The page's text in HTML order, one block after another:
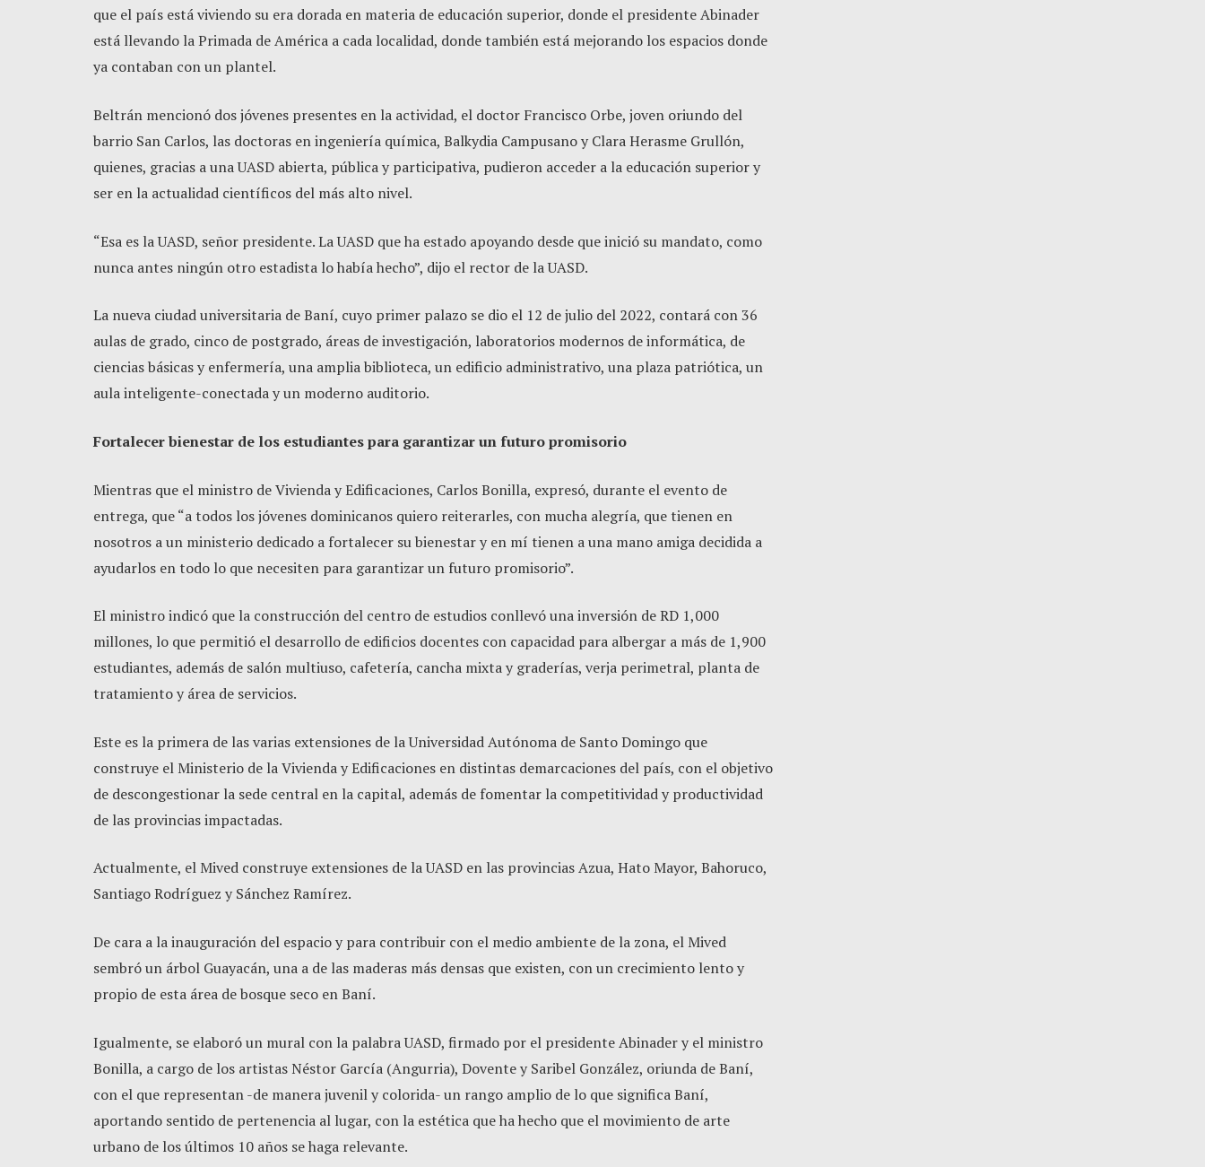
que el país está viviendo su era dorada en materia de educación superior, donde el presidente Abinader
está llevando la Primada de América a cada localidad, donde también está mejorando los espacios donde
ya contaban con un plantel.
Beltrán mencionó dos jóvenes presentes en la actividad, el doctor Francisco Orbe, joven oriundo del
barrio San Carlos, las doctoras en ingeniería química, Balkydia Campusano y Clara Herasme Grullón,
quienes, gracias a una UASD abierta, pública y participativa, pudieron acceder a la educación superior y
ser en la actualidad científicos del más alto nivel.
“Esa es la UASD, señor presidente. La UASD que ha estado apoyando desde que inició su mandato, como
nunca antes ningún otro estadista lo había hecho”, dijo el rector de la UASD.
La nueva ciudad universitaria de Baní, cuyo primer palazo se dio el 12 de julio del 2022, contará con 36
aulas de grado, cinco de postgrado, áreas de investigación, laboratorios modernos de informática, de
ciencias básicas y enfermería, una amplia biblioteca, un edificio administrativo, una plaza patriótica, un
aula inteligente-conectada y un moderno auditorio.
Fortalecer bienestar de los estudiantes para garantizar un futuro promisorio
Mientras que el ministro de Vivienda y Edificaciones, Carlos Bonilla, expresó, durante el evento de
entrega, que “a todos los jóvenes dominicanos quiero reiterarles, con mucha alegría, que tienen en
nosotros a un ministerio dedicado a fortalecer su bienestar y en mí tienen a una mano amiga decidida a
ayudarlos en todo lo que necesiten para garantizar un futuro promisorio”.
El ministro indicó que la construcción del centro de estudios conllevó una inversión de RD 1,000
millones, lo que permitió el desarrollo de edificios docentes con capacidad para albergar a más de 1,900
estudiantes, además de salón multiuso, cafetería, cancha mixta y graderías, verja perimetral, planta de
tratamiento y área de servicios.
Este es la primera de las varias extensiones de la Universidad Autónoma de Santo Domingo que
construye el Ministerio de la Vivienda y Edificaciones en distintas demarcaciones del país, con el objetivo
de descongestionar la sede central en la capital, además de fomentar la competitividad y productividad
de las provincias impactadas.
Actualmente, el Mived construye extensiones de la UASD en las provincias Azua, Hato Mayor, Bahoruco,
Santiago Rodríguez y Sánchez Ramírez.
De cara a la inauguración del espacio y para contribuir con el medio ambiente de la zona, el Mived
sembró un árbol Guayacán, una a de las maderas más densas que existen, con un crecimiento lento y
propio de esta área de bosque seco en Baní.
Igualmente, se elaboró un mural con la palabra UASD, firmado por el presidente Abinader y el ministro
Bonilla, a cargo de los artistas Néstor García (Angurria), Dovente y Saribel González, oriunda de Baní,
con el que representan -de manera juvenil y colorida- un rango amplio de lo que significa Baní,
aportando sentido de pertenencia al lugar, con la estética que ha hecho que el movimiento de arte
urbano de los últimos 10 años se haga relevante.